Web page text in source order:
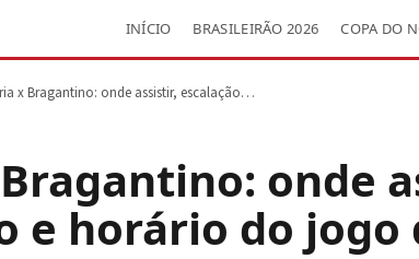
INÍCIO BRASILEIRÃO 2026 COPA DO
x Bragantino: onde assistir, escalação…
onde
e horário do